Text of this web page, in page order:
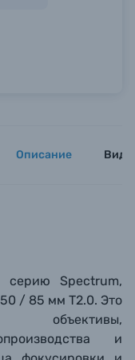
товары)
Описание
Spectrum,
/ 85 мм T2.0. Это
объективы,
и